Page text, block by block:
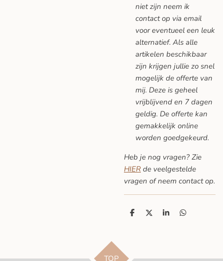
niet zijn neem ik
contact op via email
voor eventueel een leuk
alternatief. Als alle
artikelen beschikbaar
zijn krijgen jullie zo snel
mogelijk de offerte van
mij. Deze is geheel
vrijblijvend en 7 dagen
geldig. De offerte kan
gemakkelijk online
worden goedgekeurd.
Heb je nog vragen? Zie
HIER de veelgestelde
vragen of neem contact op.
D
D
S
D
TOP